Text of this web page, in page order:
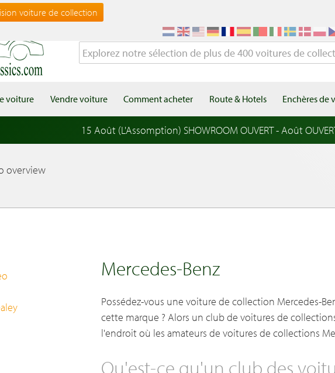
voiture de collection
voiture Vendre voiture Comment acheter Route & Hotels Enchères de
15 Août (L'Assomption) SHOWROOM OUVERT - Août
overview
Mercedes-Benz
Possédez-vous une voiture de collection Mercedes-
cette marque ? Alors un club de voitures de
l'endroit où les amateurs de voitures de collections
Qu'est-ce qu'un club des